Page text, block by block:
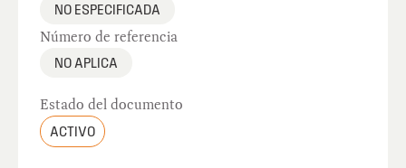
NO ESPECIFICADA
Número de referencia
NO APLICA
Estado del documento
ACTIVO